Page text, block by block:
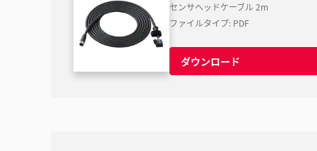
センサヘッドケーブル 2m
ファイルタイプ: PDF
ダウンロード